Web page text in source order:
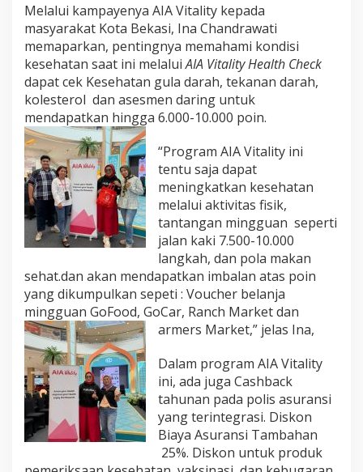
Melalui kampayenya AIA Vitality kepada
masyarakat Kota Bekasi, Ina Chandrawati
memaparkan, pentingnya memahami kondisi
kesehatan saat ini melaluiAIA Vitality Health Check
dapat cek Kesehatan gula darah, tekanan darah,
kolesterol dan asesmen daring untuk
mendapatkan hingga 6.000-10.000 poin.
“Program AIA Vitality ini
tentu saja dapat
meningkatkan kesehatan
melalui aktivitas fisik,
tantangan mingguan seperti
jalan kaki 7.500-10.000
langkah, dan pola makan
sehat.dan akan mendapatkan imbalan atas poin
yang dikumpulkan sepeti : Voucher belanja
mingguan GoFood, GoCar, Ranch Market dan
armers Market,” jelas Ina,
Dalam program AIA Vitality
ini, ada juga Cashback
tahunan pada polis asuransi
yang terintegrasi. Diskon
Biaya Asuransi Tambahan
25%. Diskon untuk produk